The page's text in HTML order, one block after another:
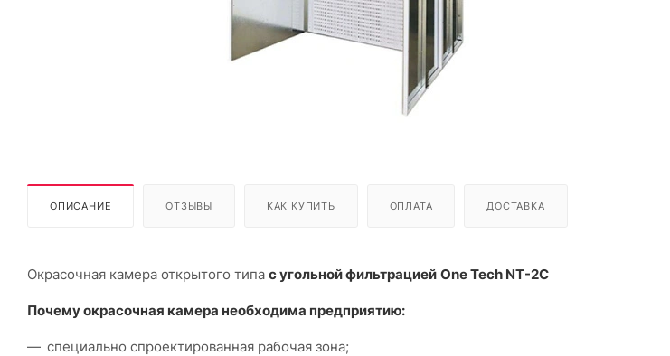
ОПИСАНИЕ ОТЗЫВЫ КАК КУПИТЬ ОПЛАТА ДОСТАВКА
Окрасочная камера открытого типа с угольной фильтрацией One Tech NT-2C
Почему окрасочная камера необходима предприятию:
специально спроектированная рабочая зона;